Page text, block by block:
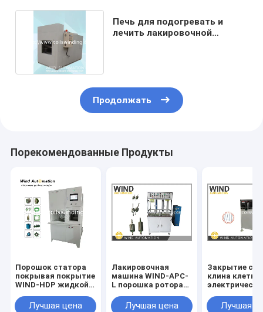
Печь для подогревать и
лечить лакировочной
Продолжать
Порекомендованные Продукты
Порошок статора
покрывая покрытие
WIND-HDP жидкой
погружения
Лучшая цена
Лакировочная
машина WIND-APC-
L порошка ротора
электростатическая
Лучшая цена
Закрытие
клина клетки
формируя
Лучшая